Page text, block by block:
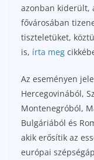
azonban kiderült,
fővárosában
tiszteletüket,
is, írta meg
Az eseményen
Hercegovinából,
Montenegróból,
Bulgáriából és
akik erősítik az
európai